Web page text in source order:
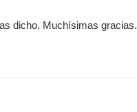
dicho. Muchísimas gracias.